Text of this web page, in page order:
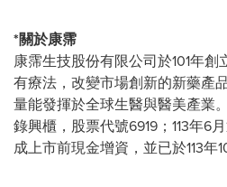
*關於康霈
康霈生技股份有限公司於101年
有療法，改變市場創新的新藥產
量能發揮於全球生醫與醫美產業
錄興櫃，股票代號6919；113年6
成上市前現金增資，並已於113年